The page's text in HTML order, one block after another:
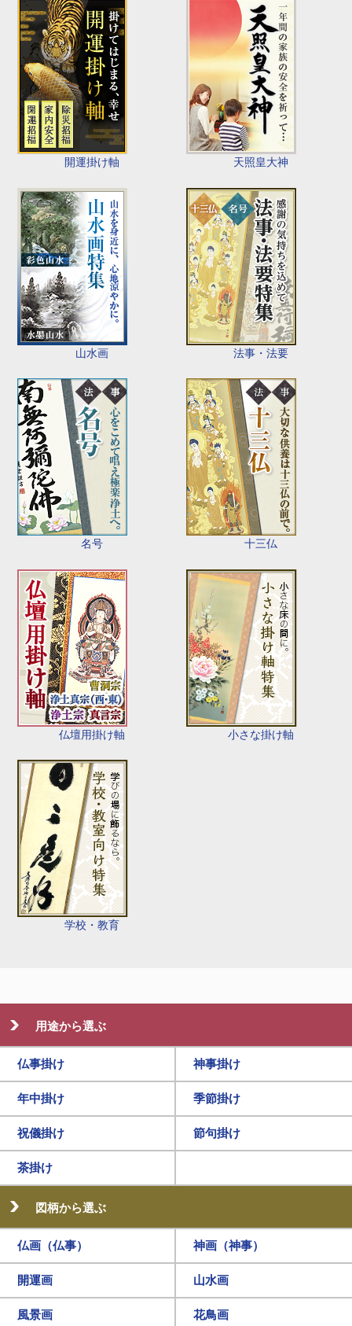
開運掛け軸 天照皇大神
山水画 法事・法要
名号 十三仏
仏壇用掛け軸 小さな掛け軸
学校・教育
用途から選ぶ
仏事掛け 神事掛け
年中掛け 季節掛け
祝儀掛け 節句掛け
茶掛け
図柄から選ぶ
仏画（仏事） 神画（神事）
開運画 山水画
風景画 花鳥画